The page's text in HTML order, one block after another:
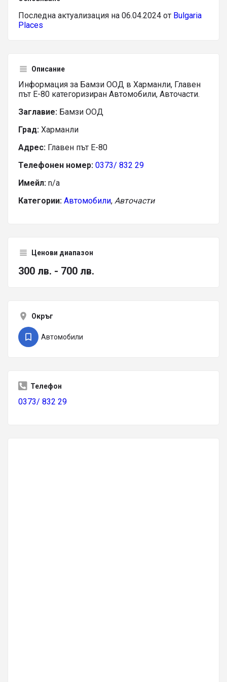
Последна актуализация на 06.04.2024 от Bulgaria
Places
Описание
Информация за Бамзи ООД в Харманли, Главен
път Е-80 категоризиран Автомобили, Авточасти.
Заглавие: Бамзи ООД
Град: Харманли
Адрес: Главен път Е-80
Телефонен номер: 0373/ 832 29
Имейл: n/a
Категории: Автомобили, Авточасти
Ценови диапазон
300 лв. - 700 лв.
Окръг
Автомобили
Телефон
0373/ 832 29